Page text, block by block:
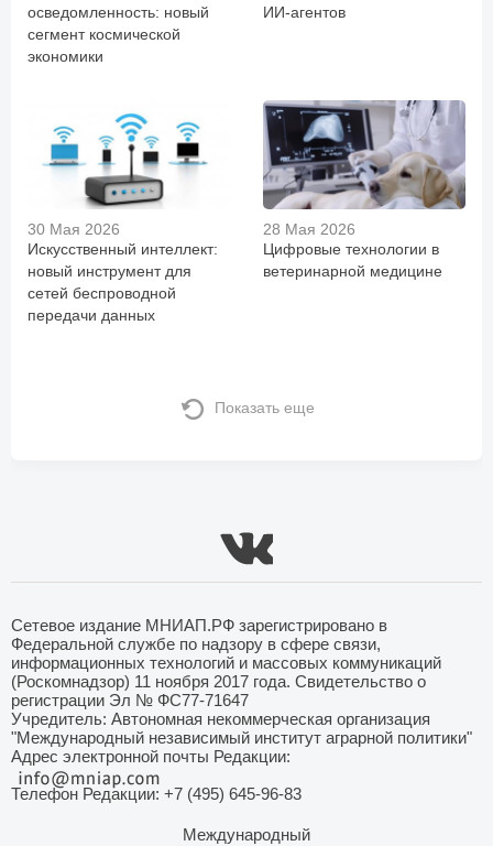
осведомленность: новый
сегмент космической
экономики
ИИ-агентов
30 Мая 2026
Искусственный интеллект:
новый инструмент для
сетей беспроводной
передачи данных
28 Мая 2026
Цифровые технологии в
ветеринарной медицине
Показать еще
Сетевое издание МНИАП.РФ зарегистрировано в
Федеральной службе по надзору в сфере связи,
информационных технологий и массовых коммуникаций
(Роскомнадзор) 11 ноября 2017 года. Свидетельство о
регистрации Эл № ФС77-71647
Учредитель: Автономная некоммерческая организация
"Международный независимый институт аграрной политики"
Адрес электронной почты Редакции:
Телефон Редакции: +7 (495) 645-96-83
Международный